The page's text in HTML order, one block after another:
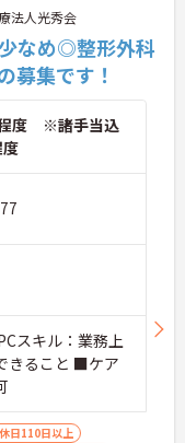
♪
法人光秀会
なめ◎整形外科
募集です！
度 ※諸手当込
スキル：業務上
きること ■ケア
日110日以上